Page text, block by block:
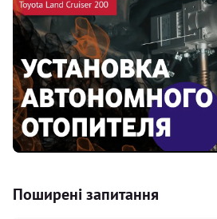
Поширені запитання